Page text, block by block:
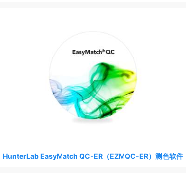
HunterLab UltraScan VIS (USVIS) 色差仪-测色仪
HunterLab EasyMatch QC-ER（EZMQC-ER）测色软件